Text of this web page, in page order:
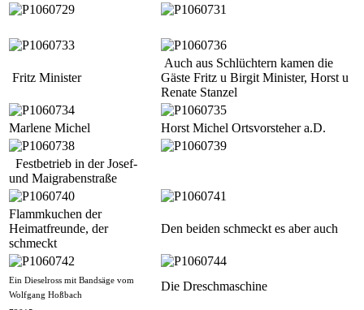
Fritz Minister
Auch aus Schlüchtern kamen die
Gäste Fritz u Birgit Minister, Horst u
Renate Stanzel
Marlene Michel Horst Michel Ortsvorsteher a.D.
Festbetrieb in der Josef-
und Maigrabenstraße
Flammkuchen der
Heimatfreunde, der
schmeckt
Den beiden schmeckt es aber auch
Ein Dieselross mit Bandsäge vom
Wolfgang Hoßbach
Die Dreschmaschine